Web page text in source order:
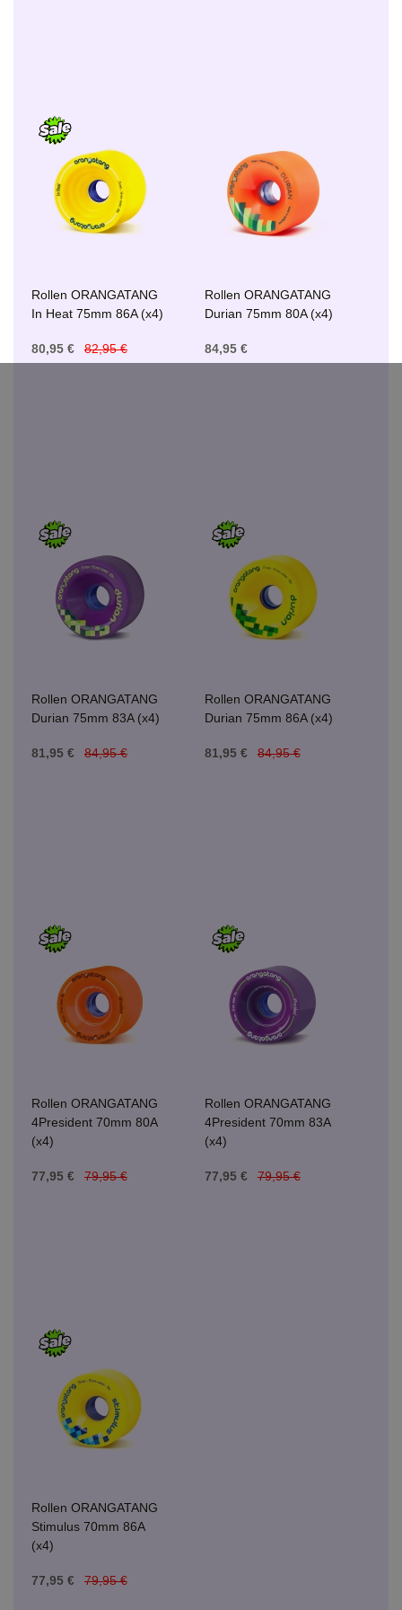
Rollen ORANGATANG
In Heat 75mm 86A (x4)
80,95 € 82,95 €
Rollen ORANGATANG
Durian 75mm 80A (x4)
84,95 €
Rollen ORANGATANG
Durian 75mm 83A (x4)
81,95 € 84,95 €
Rollen ORANGATANG
Durian 75mm 86A (x4)
81,95 € 84,95 €
Rollen ORANGATANG
4President 70mm 80A
(x4)
77,95 € 79,95 €
Rollen ORANGATANG
4President 70mm 83A
(x4)
77,95 € 79,95 €
Rollen ORANGATANG
Stimulus 70mm 86A
(x4)
77,95 € 79,95 €